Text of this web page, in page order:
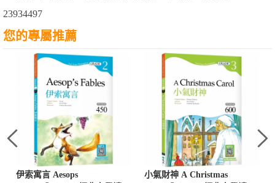
23934497
您的專屬推薦
伊索寓言 Aesops
小氣財神 A Christmas